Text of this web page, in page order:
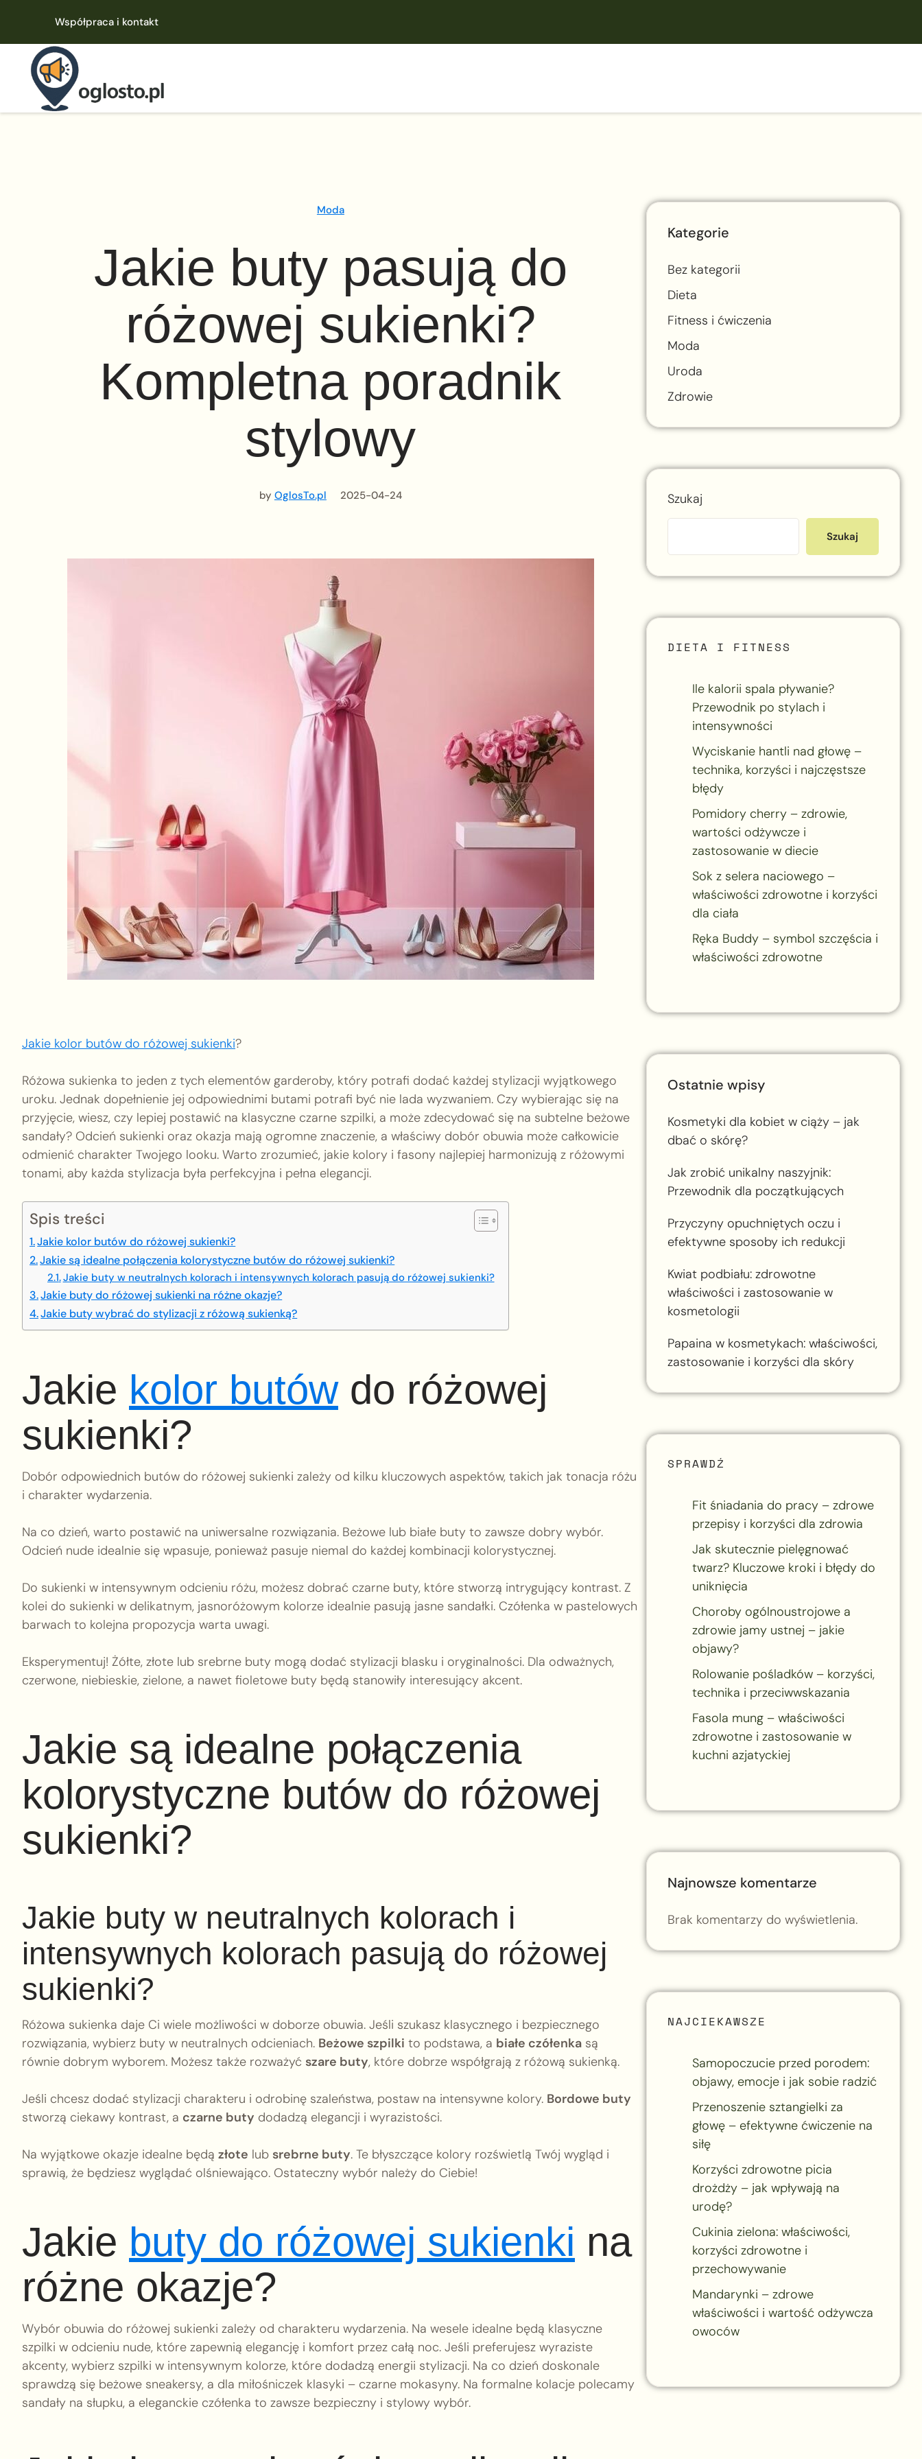
Współpraca i kontakt
Moda
Jakie buty pasują do
różowej sukienki?
Kompletna poradnik
stylowy
by OglosTo.pl 2025-04-24
Jakie kolor butów do różowej sukienki?
Różowa sukienka to jeden z tych elementów garderoby, który potrafi dodać każdej stylizacji wyjątkowego
uroku. Jednak dopełnienie jej odpowiednimi butami potrafi być nie lada wyzwaniem. Czy wybierając się na
przyjęcie, wiesz, czy lepiej postawić na klasyczne czarne szpilki, a może zdecydować się na subtelne beżowe
sandały? Odcień sukienki oraz okazja mają ogromne znaczenie, a właściwy dobór obuwia może całkowicie
odmienić charakter Twojego looku. Warto zrozumieć, jakie kolory i fasony najlepiej harmonizują z różowymi
tonami, aby każda stylizacja była perfekcyjna i pełna elegancji.
Spis treści
Jakie kolor butów do różowej sukienki?
Jakie są idealne połączenia kolorystyczne butów do różowej sukienki?
Jakie buty w neutralnych kolorach i intensywnych kolorach pasują do różowej sukienki?
Jakie buty do różowej sukienki na różne okazje?
Jakie buty wybrać do stylizacji z różową sukienką?
Jakie kolor butówdo różowej
sukienki?
Dobór odpowiednich butów do różowej sukienki zależy od kilku kluczowych aspektów, takich jak tonacja różu
i charakter wydarzenia.
Na co dzień, warto postawić na uniwersalne rozwiązania. Beżowe lub białe buty to zawsze dobry wybór.
Odcień nude idealnie się wpasuje, ponieważ pasuje niemal do każdej kombinacji kolorystycznej.
Do sukienki w intensywnym odcieniu różu, możesz dobrać czarne buty, które stworzą intrygujący kontrast. Z
kolei do sukienki w delikatnym, jasnoróżowym kolorze idealnie pasują jasne sandałki. Czółenka w pastelowych
barwach to kolejna propozycja warta uwagi.
Eksperymentuj! Żółte, złote lub srebrne buty mogą dodać stylizacji blasku i oryginalności. Dla odważnych,
czerwone, niebieskie, zielone, a nawet fioletowe buty będą stanowiły interesujący akcent.
Jakie są idealne połączenia
kolorystyczne butów do różowej
sukienki?
Jakie buty w neutralnych kolorach i
intensywnych kolorach pasują do różowej
sukienki?
Różowa sukienka daje Ci wiele możliwości w doborze obuwia. Jeśli szukasz klasycznego i bezpiecznego
rozwiązania, wybierz buty w neutralnych odcieniach. Beżowe szpilki to podstawa, a białe czółenka są
równie dobrym wyborem. Możesz także rozważyć szare buty, które dobrze współgrają z różową sukienką.
Jeśli chcesz dodać stylizacji charakteru i odrobinę szaleństwa, postaw na intensywne kolory. Bordowe buty
stworzą ciekawy kontrast, a czarne buty dodadzą elegancji i wyrazistości.
Na wyjątkowe okazje idealne będą złote lub srebrne buty. Te błyszczące kolory rozświetlą Twój wygląd i
sprawią, że będziesz wyglądać olśniewająco. Ostateczny wybór należy do Ciebie!
Jakie buty do różowej sukienki na
różne okazje?
Wybór obuwia do różowej sukienki zależy od charakteru wydarzenia. Na wesele idealne będą klasyczne
szpilki w odcieniu nude, które zapewnią elegancję i komfort przez całą noc. Jeśli preferujesz wyraziste
akcenty, wybierz szpilki w intensywnym kolorze, które dodadzą energii stylizacji. Na co dzień doskonale
sprawdzą się beżowe sneakersy, a dla miłośniczek klasyki – czarne mokasyny. Na formalne kolacje polecamy
sandały na słupku, a eleganckie czółenka to zawsze bezpieczny i stylowy wybór.
Kategorie
Bez kategorii
Dieta
Fitness i ćwiczenia
Moda
Uroda
Zdrowie
Szukaj
Szukaj
DIETA I FITNESS
Ile kalorii spala pływanie?
Przewodnik po stylach i
intensywności
Wyciskanie hantli nad głowę –
technika, korzyści i najczęstsze
błędy
Pomidory cherry – zdrowie,
wartości odżywcze i
zastosowanie w diecie
Sok z selera naciowego –
właściwości zdrowotne i korzyści
dla ciała
Ręka Buddy – symbol szczęścia i
właściwości zdrowotne
Ostatnie wpisy
Kosmetyki dla kobiet w ciąży – jak
dbać o skórę?
Jak zrobić unikalny naszyjnik:
Przewodnik dla początkujących
Przyczyny opuchniętych oczu i
efektywne sposoby ich redukcji
Kwiat podbiału: zdrowotne
właściwości i zastosowanie w
kosmetologii
Papaina w kosmetykach: właściwości,
zastosowanie i korzyści dla skóry
SPRAWDŹ
Fit śniadania do pracy – zdrowe
przepisy i korzyści dla zdrowia
Jak skutecznie pielęgnować
twarz? Kluczowe kroki i błędy do
uniknięcia
Choroby ogólnoustrojowe a
zdrowie jamy ustnej – jakie
objawy?
Rolowanie pośladków – korzyści,
technika i przeciwwskazania
Fasola mung – właściwości
zdrowotne i zastosowanie w
kuchni azjatyckiej
Najnowsze komentarze
Brak komentarzy do wyświetlenia.
NAJCIEKAWSZE
Samopoczucie przed porodem:
objawy, emocje i jak sobie radzić
Przenoszenie sztangielki za
głowę – efektywne ćwiczenie na
siłę
Korzyści zdrowotne picia
drożdży – jak wpływają na
urodę?
Cukinia zielona: właściwości,
korzyści zdrowotne i
przechowywanie
Mandarynki – zdrowe
właściwości i wartość odżywcza
owoców